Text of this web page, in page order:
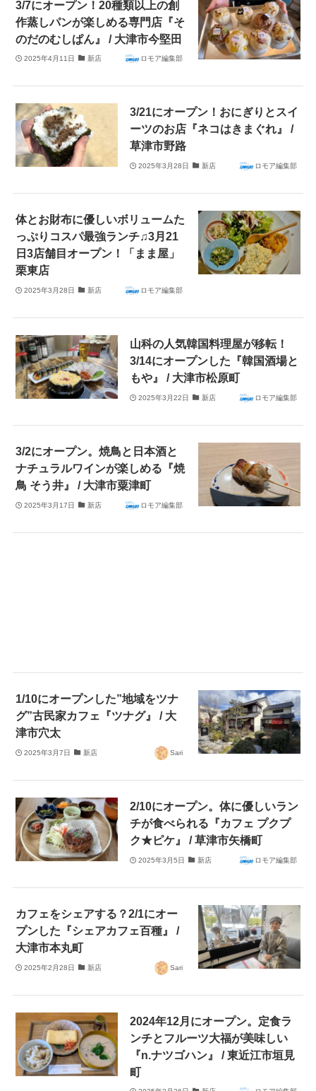
3/7にオープン！20種類以上の創
作蒸しパンが楽しめる専門店『そ
のだのむしぱん』 / 大津市今堅田
2025年4月11日 新店 ロモア編集部
3/21にオープン！おにぎりとスイ
ーツのお店『ネコはきまぐれ』 /
草津市野路
2025年3月28日 新店 ロモア編集部
体とお財布に優しいボリュームた
っぷりコスパ最強ランチ♫3月21
日3店舗目オープン！「まま屋」
栗東店
2025年3月28日 新店 ロモア編集部
山科の人気韓国料理屋が移転！
3/14にオープンした『韓国酒場と
もや』 / 大津市松原町
2025年3月22日 新店 ロモア編集部
3/2にオープン。焼鳥と日本酒と
ナチュラルワインが楽しめる『焼
鳥 そう井』 / 大津市粟津町
2025年3月17日 新店 ロモア編集部
1/10にオープンした”地域をツナ
グ”古民家カフェ『ツナグ』 / 大
津市穴太
2025年3月7日 新店 Sari
2/10にオープン。体に優しいラン
チが食べられる『カフェ プクプ
ク★ピケ』 / 草津市矢橋町
2025年3月5日 新店 ロモア編集部
カフェをシェアする？2/1にオー
プンした『シェアカフェ百種』 /
大津市本丸町
2025年2月28日 新店 Sari
2024年12月にオープン。定食ラ
ンチとフルーツ大福が美味しい
『n.ナツゴハン』 / 東近江市垣見
町